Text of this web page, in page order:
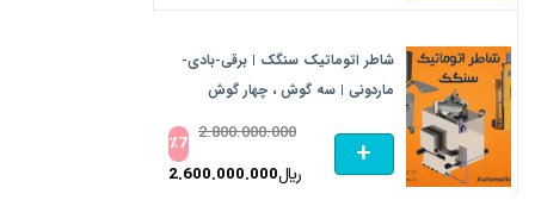
شاطر اتوماتیک سنگک | برقی-بادی-
ماردونی | سه گوش ، چهار گوش
٪7 2.800.000.000
﷼2.600.000.000 +